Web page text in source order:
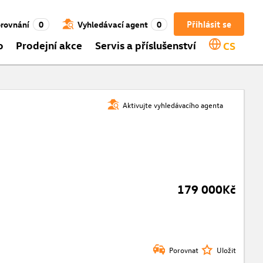
Přihlásit se
0 Vyhledávací agent 0
Prodejní akce Servis a příslušenství CS
Aktivujte vyhledávacího agenta
179 000Kč
Porovnat Uložit